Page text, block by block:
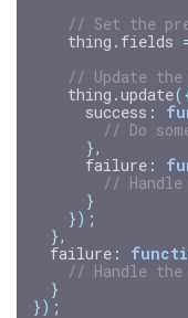
// Set the
thing . fields
// Update
thing .update
success :
// Do
},
failure :
//
}
});
},
failure :
// Handle
}
});